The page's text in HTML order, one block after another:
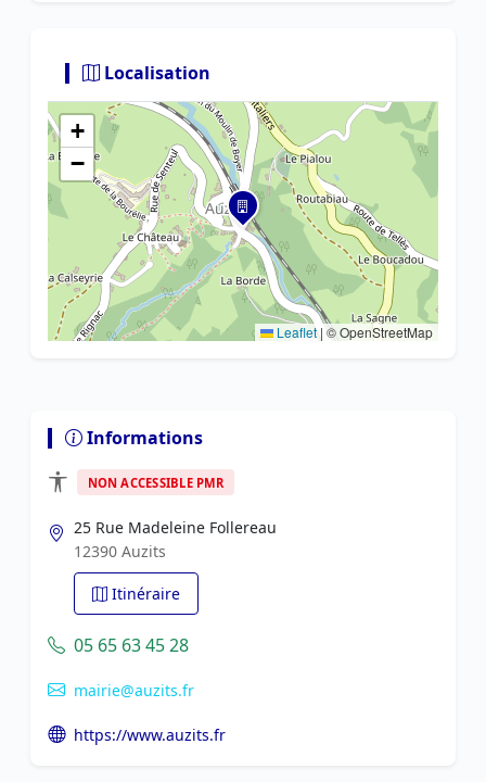
Localisation
+
−
Leaflet | © OpenStreetMap
Informations
NON ACCESSIBLE PMR
25 Rue Madeleine Follereau
12390 Auzits
Itinéraire
05 65 63 45 28
mairie@auzits.fr
https://www.auzits.fr